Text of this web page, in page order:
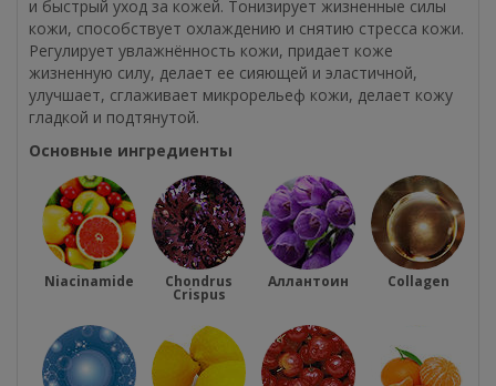
и быстрый уход за кожей. Тонизирует жизненные силы
кожи, способствует охлаждению и снятию стресса кожи.
Регулирует увлажнённость кожи, придает коже
жизненную силу, делает ее сияющей и эластичной,
улучшает, сглаживает микрорельеф кожи, делает кожу
гладкой и подтянутой.
Основные ингредиенты
Niacinamide Chondrus
Crispus
Аллантоин Collagen